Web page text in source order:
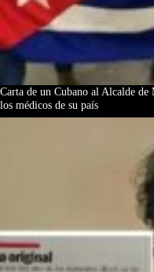
Carta de un Cubano al Alcalde
los médicos de su país